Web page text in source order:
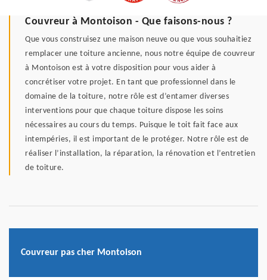
Couvreur à Montoison - Que faisons-nous ?
Que vous construisez une maison neuve ou que vous souhaitiez
remplacer une toiture ancienne, nous notre équipe de couvreur
à Montoison est à votre disposition pour vous aider à
concrétiser votre projet. En tant que professionnel dans le
domaine de la toiture, notre rôle est d’entamer diverses
interventions pour que chaque toiture dispose les soins
nécessaires au cours du temps. Puisque le toit fait face aux
intempéries, il est important de le protéger. Notre rôle est de
réaliser l’installation, la réparation, la rénovation et l’entretien
de toiture.
Couvreur pas cher Montoison